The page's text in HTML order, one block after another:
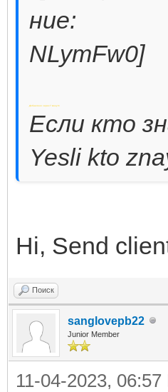
Добавлено через 7 минут
Если кто
Yesli kto
Hi, Send
Поиск
sanglovepb22
Junior Member
11-04-2023, 06:57